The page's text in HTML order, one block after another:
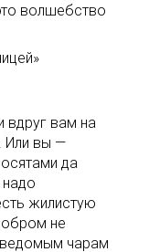
волшебство
вдруг вам на
Или вы —
да
жилистую
не
чарам